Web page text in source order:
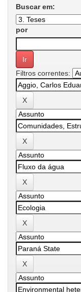
Buscar em:
por
Filtros correntes: